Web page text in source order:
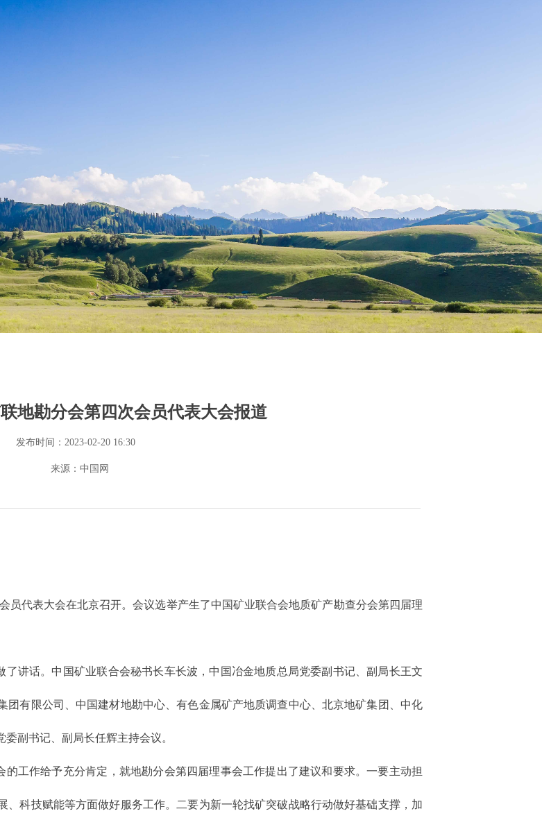
地勘分会第四次会员代表大会报道
员代表大会在北京召开。会议选举产生了中国矿业联合会地质矿产勘查分会第四届理
讲话。中国矿业联合会秘书长车长波，中国冶金地质总局党委副书记、副局长王文
有限公司、中国建材地勘中心、有色金属矿产地质调查中心、北京地矿集团、中化
副书记、副局长任辉主持会议。
工作给予充分肯定，就地勘分会第四届理事会工作提出了建议和要求。一要主动担
科技赋能等方面做好服务工作。二要为新一轮找矿突破战略行动做好基础支撑，加
发布时间： 2023-02-20 16:30
来源：中国网